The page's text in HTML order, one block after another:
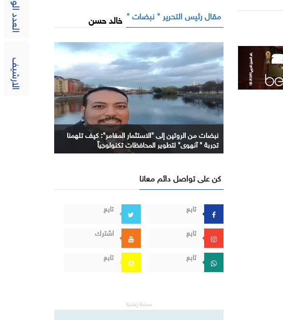
الارشيف
مقال رئيس التحرير " نبضات " خالد حسن
نبضات من الروتين إلى "الاستثمار المغامر": كيف تلهمنا
تجربة " آنهوي" لتطوير المحافظات تكنولوجياً
كن على تواصل دائم معانا
تابع
تابع
تابع
اشترك
تابع
تابع
مساحة إعلانية